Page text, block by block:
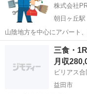
株式会社
朝日ヶ丘駅
山陰地方を中心にアパート、店
気、大工、内装等経験者の方優遇。 勤務時間 8時〜
松江市 朝日ヶ
三食・
月収
ビリアス
益田市